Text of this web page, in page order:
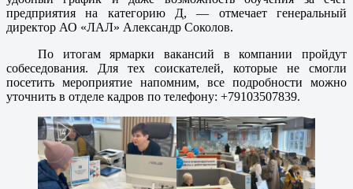
предприятия на категорию Д, — отмечает генеральный
директор АО «ЛАЛ» Александр Соколов.
По итогам ярмарки вакансий в компании пройдут
собеседования. Для тех соискателей, которые не смогли
посетить мероприятие напомним, все подробности можно
уточнить в отделе кадров по телефону: +79103507839.